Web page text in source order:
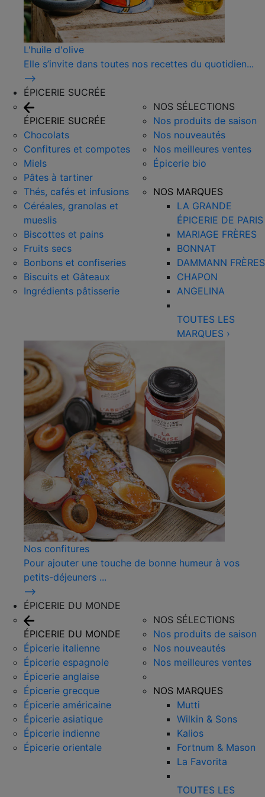
L'huile d'olive
Elle s’invite dans toutes nos recettes du quotidien...
⟶
ÉPICERIE SUCRÉE
ÉPICERIE SUCRÉE
Chocolats
Confitures et compotes
Miels
Pâtes à tartiner
Thés, cafés et infusions
Céréales, granolas et
mueslis
Biscottes et pains
Fruits secs
Bonbons et confiseries
Biscuits et Gâteaux
Ingrédients pâtisserie
NOS SÉLECTIONS
Nos produits de saison
Nos nouveautés
Nos meilleures ventes
Épicerie bio
NOS MARQUES
LA GRANDE
ÉPICERIE DE PARIS
MARIAGE FRÈRES
BONNAT
DAMMANN FRÈRES
CHAPON
ANGELINA
TOUTES LES
MARQUES ›
Nos confitures
Pour ajouter une touche de bonne humeur à vos
petits-déjeuners ...
⟶
ÉPICERIE DU MONDE
ÉPICERIE DU MONDE
Épicerie italienne
Épicerie espagnole
Épicerie anglaise
Épicerie grecque
Épicerie américaine
Épicerie asiatique
Épicerie indienne
Épicerie orientale
NOS SÉLECTIONS
Nos produits de saison
Nos nouveautés
Nos meilleures ventes
NOS MARQUES
Mutti
Wilkin & Sons
Kalios
Fortnum & Mason
La Favorita
TOUTES LES